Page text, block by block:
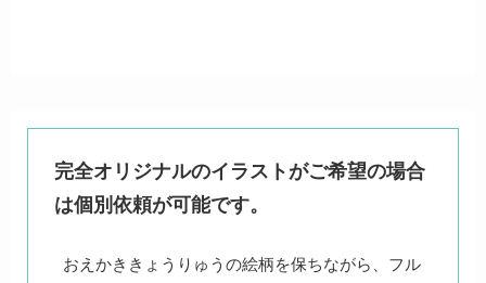
完全オリジナルのイラストがご希望の場合
は個別依頼が可能です。
おえかききょうりゅうの絵柄を保ちながら、フル